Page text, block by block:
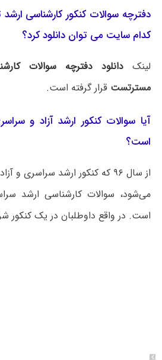
دفترچه سوالات کنکور کارشناسی ارشد
کدام سایت می توان دانلود کرد؟
لینکدانلود دفترچه سوالات
مسترتست قرار گرفته است.
است؟
از سال ۹۶ که کنکور ارشد سراسری
می‌شود، سوالات کارشناسی ارشد
است. در واقع داوطلبان در یک کنکور